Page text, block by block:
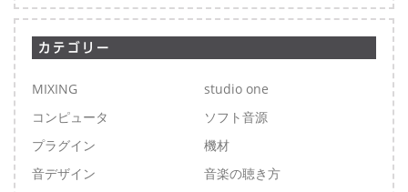
カテゴリー
MIXING
studio one
コンピュータ
ソフト音源
プラグイン
機材
音デザイン
音楽の聴き方